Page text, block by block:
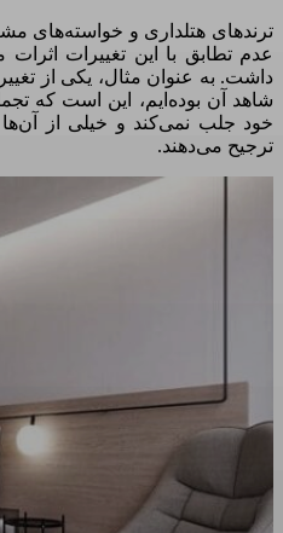
ترندهای هتلداری و خواسته‌های
عدم تطابق با این تغییرات
شاهد آن بوده‌ایم، این است که
خود جلب نمی‌کند و خیلی از آن‌ها
ترجیح می‌دهند.